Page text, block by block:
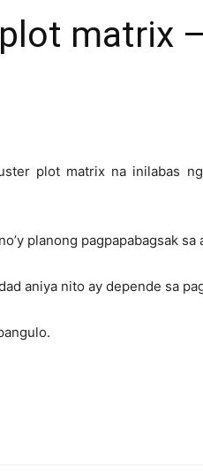
matrix
plot matrix na inilabas
planong pagpapabagsak
aniya nito ay depende sa